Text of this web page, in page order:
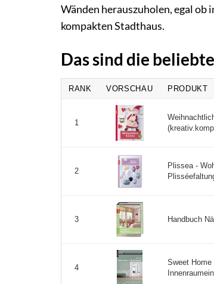
Wänden herauszuholen, egal
kompakten Stadthaus.
Das sind die
RANK VORSCHAU PRODUKT
1
2
Plissea -
3 Handbuch
4
Sweet